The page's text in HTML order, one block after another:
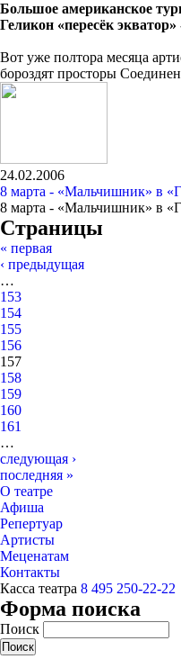
Большое американское
Геликон «пересёк
Вот уже полтора месяца
бороздят просторы
24.02.2006
8 марта - «Мальчишник» в
8 марта - «Мальчишник» в
Страницы
« первая
‹ предыдущая
…
153
154
155
156
157
158
159
160
161
…
следующая ›
последняя »
О театре
Афиша
Репертуар
Артисты
Меценатам
Контакты
Касса театра 8 495 250-22-22
Форма поиска
Поиск